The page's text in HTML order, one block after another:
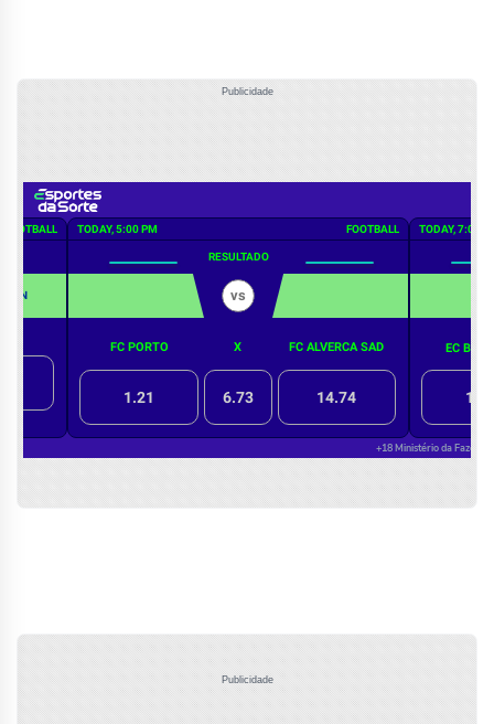
Publicidade
Publicidade